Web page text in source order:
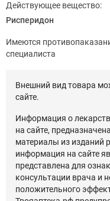
Действующее вещество:
Рисперидон
Имеются
специалиста
Внешний вид товара
сайте.
Информация о
на сайте,
материалы из изданий
информация на сайте
представлена для
консультации врача и
положительного